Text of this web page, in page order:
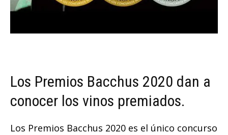
Los Premios Bacchus 2020 dan a
conocer los vinos premiados.
Los Premios Bacchus 2020 es el único concurso